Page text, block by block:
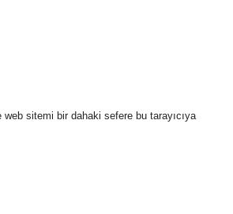
web sitemi bir dahaki sefere bu tarayıcıya